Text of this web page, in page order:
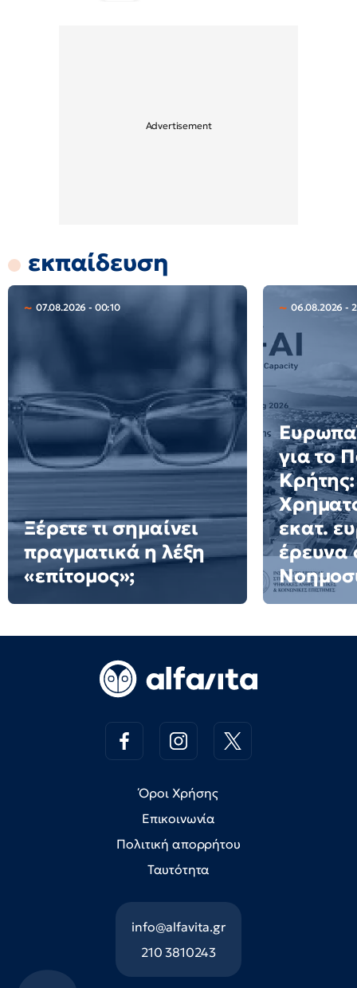
εκπαίδευση
07.08.2026 - 00:10
Ξέρετε τι σημαίνει
πραγματικά η λέξη
«επίτομος»;
06.08.2026 -
για το
Κρήτης:
εκατ.
έρευνα
Όροι Χρήσης
Επικοινωνία
Πολιτική απορρήτου
Ταυτότητα
info@alfavita.gr
210 3810243